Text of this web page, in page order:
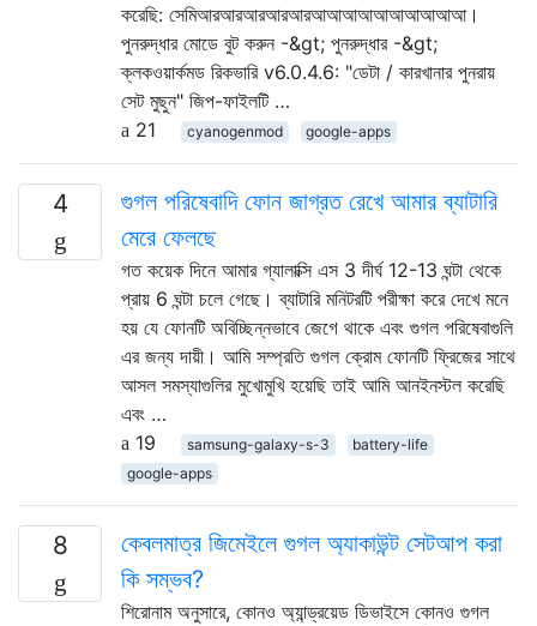
করেছি: সেমিআরআরআরআরআরআআআআআআআআআআ।
পুনরুদ্ধার মোডে বুট করুন -&gt; পুনরুদ্ধার -&gt;
ক্লকওয়ার্কমড রিকভারি v6.0.4.6: "ডেটা / কারখানার পুনরায়
সেট মুছুন" জিপ-ফাইলটি …
21
cyanogenmod google-apps
4
গুগল পরিষেবাদি ফোন জাগ্রত রেখে আমার ব্যাটারি
মেরে ফেলছে
গত কয়েক দিনে আমার গ্যালাক্সি এস 3 দীর্ঘ 12-13 ঘন্টা থেকে
প্রায় 6 ঘন্টা চলে গেছে। ব্যাটারি মনিটরটি পরীক্ষা করে দেখে মনে
হয় যে ফোনটি অবিচ্ছিন্নভাবে জেগে থাকে এবং গুগল পরিষেবাগুলি
এর জন্য দায়ী। আমি সম্প্রতি গুগল ক্রোম ফোনটি ফ্রিজের সাথে
আসল সমস্যাগুলির মুখোমুখি হয়েছি তাই আমি আনইনস্টল করেছি
এবং …
19
samsung-galaxy-s-3
battery-life
google-apps
8
কেবলমাত্র জিমেইলে গুগল অ্যাকাউন্ট সেটআপ করা
কি সম্ভব?
শিরোনাম অনুসারে, কোনও অ্যান্ড্রয়েড ডিভাইসে কোনও গুগল